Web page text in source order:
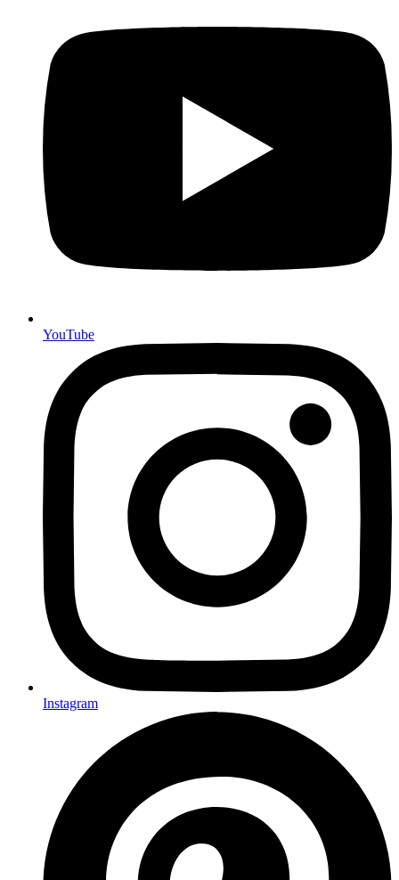
YouTube
Instagram